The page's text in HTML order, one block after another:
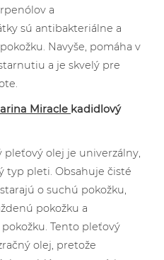
a
sú antibakteriálne a
Navyše, pomáha v
a je skvelý pre
Miracle kadidlový
pleťový olej je univerzálny,
typ pleti. Obsahuje čisté
o suchú pokožku,
pokožku a
Tento pleťový
olej, pretože